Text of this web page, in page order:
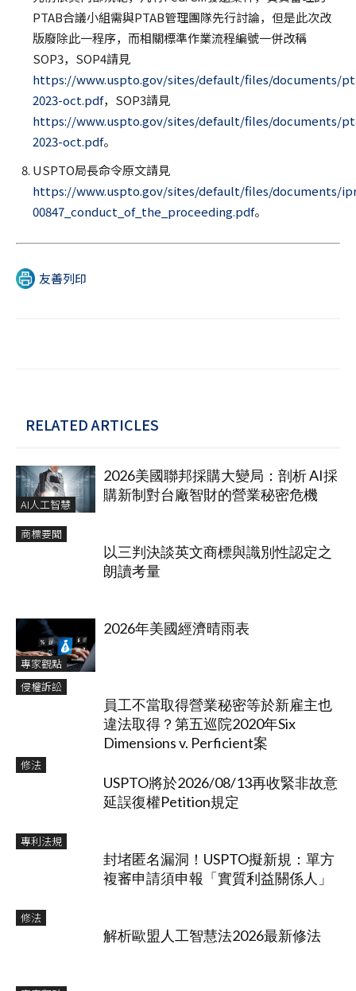
PTAB合議小組需與PTAB管理團隊先行討論，但是此次改
版廢除此一程序，而相關標準作業流程編號一併改稱
SOP3，SOP4請見
https://www.uspto.gov/sites/default/files/documents/
2023-oct.pdf，SOP3請見
https://www.uspto.gov/sites/default/files/documents/
2023-oct.pdf。
USPTO局長命令原文請見
https://www.uspto.gov/sites/default/files/documents/
00847_conduct_of_the_proceeding.pdf。
友善列印
RELATED ARTICLES
AI人工智慧
2026美國聯邦採購大變局：剖析 AI採
購新制對台廠智財的營業秘密危機
商標要聞
以三判決談英文商標與識別性認定之
朗讀考量
專家觀點
2026年美國經濟晴雨表
侵權訴訟
員工不當取得營業秘密等於新雇主也
違法取得？第五巡院2020年Six
Dimensions v. Perficient案
修法
USPTO將於2026/08/13再收緊非故意
延誤復權Petition規定
專利法規
封堵匿名漏洞！USPTO擬新規：單方
複審申請須申報「實質利益關係人」
修法
解析歐盟人工智慧法2026最新修法